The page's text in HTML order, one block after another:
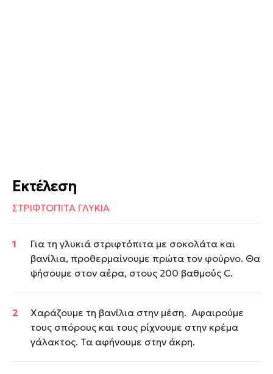
Εκτέλεση
ΣΤΡΙΦΤΟΠΙΤΑ ΓΛΥΚΙΑ
Για τη γλυκιά στριφτόπιτα με σοκολάτα και
βανίλια, προθερμαίνουμε πρώτα τον φούρνο. Θα
ψήσουμε στον αέρα, στους 200 βαθμούς C.
Χαράζουμε τη βανίλια στην μέση. Αφαιρούμε
τους σπόρους και τους ρίχνουμε στην κρέμα
γάλακτος. Τα αφήνουμε στην άκρη.